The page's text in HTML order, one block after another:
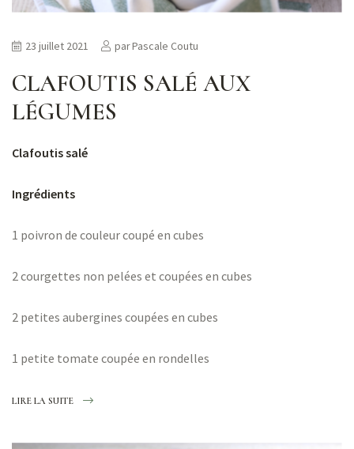
CLAFOUTIS SALÉ AUX
LÉGUMES
23 juillet 2021 parPascale Coutu
Clafoutis salé
Ingrédients
1 poivron de couleur coupé en cubes
2 courgettes non pelées et coupées en cubes
2 petites aubergines coupées en cubes
1 petite tomate coupée en rondelles
LIRE LA SUITE